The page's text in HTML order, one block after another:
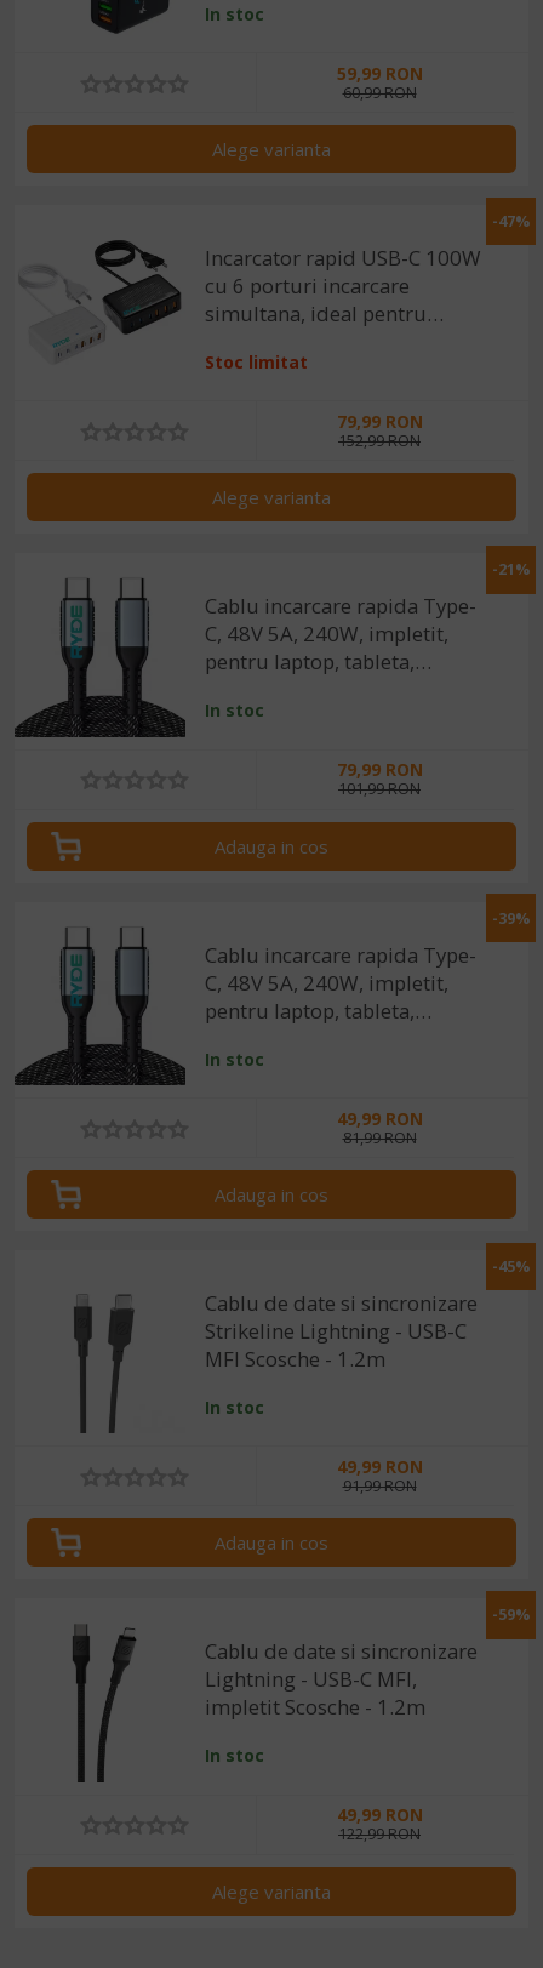
In stoc
59,99 RON
60,99 RON
Alege varianta
-47%
Incarcator rapid USB-C 100W
cu 6 porturi incarcare
simultana, ideal pentru
Negru
Stoc limitat
79,99 RON
152,99 RON
Alege varianta
-21%
Cablu incarcare rapida Type-
C, 48V 5A, 240W, impletit,
pentru laptop, tableta,
In stoc
79,99 RON
101,99 RON
Adauga in cos
-39%
Cablu incarcare rapida Type-
C, 48V 5A, 240W, impletit,
pentru laptop, tableta,
In stoc
49,99 RON
81,99 RON
Adauga in cos
-45%
Cablu de date si sincronizare
Strikeline Lightning - USB-C
MFI Scosche - 1.2m
In stoc
49,99 RON
91,99 RON
Adauga in cos
-59%
Cablu de date si sincronizare
Lightning - USB-C MFI,
impletit Scosche - 1.2m
In stoc
49,99 RON
122,99 RON
Alege varianta